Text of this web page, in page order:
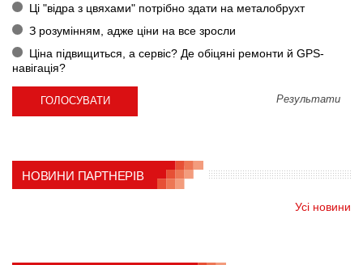
Ці "відра з цвяхами" потрібно здати на металобрухт
З розумінням, адже ціни на все зросли
Ціна підвищиться, а сервіс? Де обіцяні ремонти й GPS-
навігація?
Результати
НОВИНИ ПАРТНЕРІВ
Усі новини